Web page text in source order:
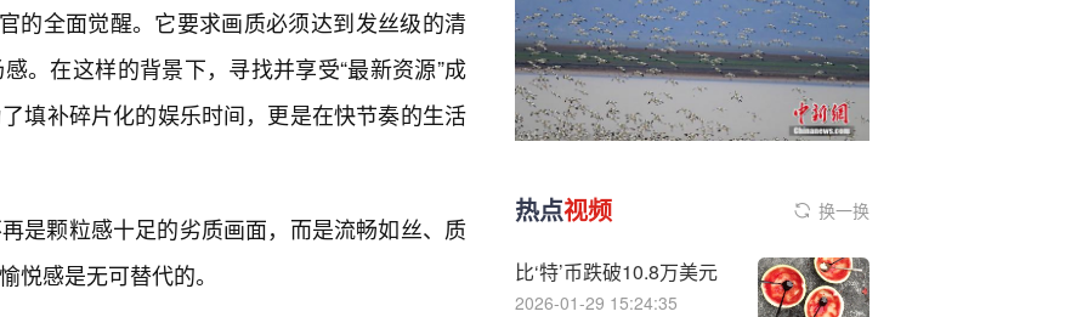
的全面觉醒。它要求画质必须达到发丝级的清
。在这样的背景下，寻找并享受“最新资源”成
填补碎片化的娱乐时间，更是在快节奏的生活
是颗粒感十足的劣质画面，而是流畅如丝、质
悦感是无可替代的。
热点视频 换一换
比‘特’币跌破10.8万美元
2026-01-29 15:24:35